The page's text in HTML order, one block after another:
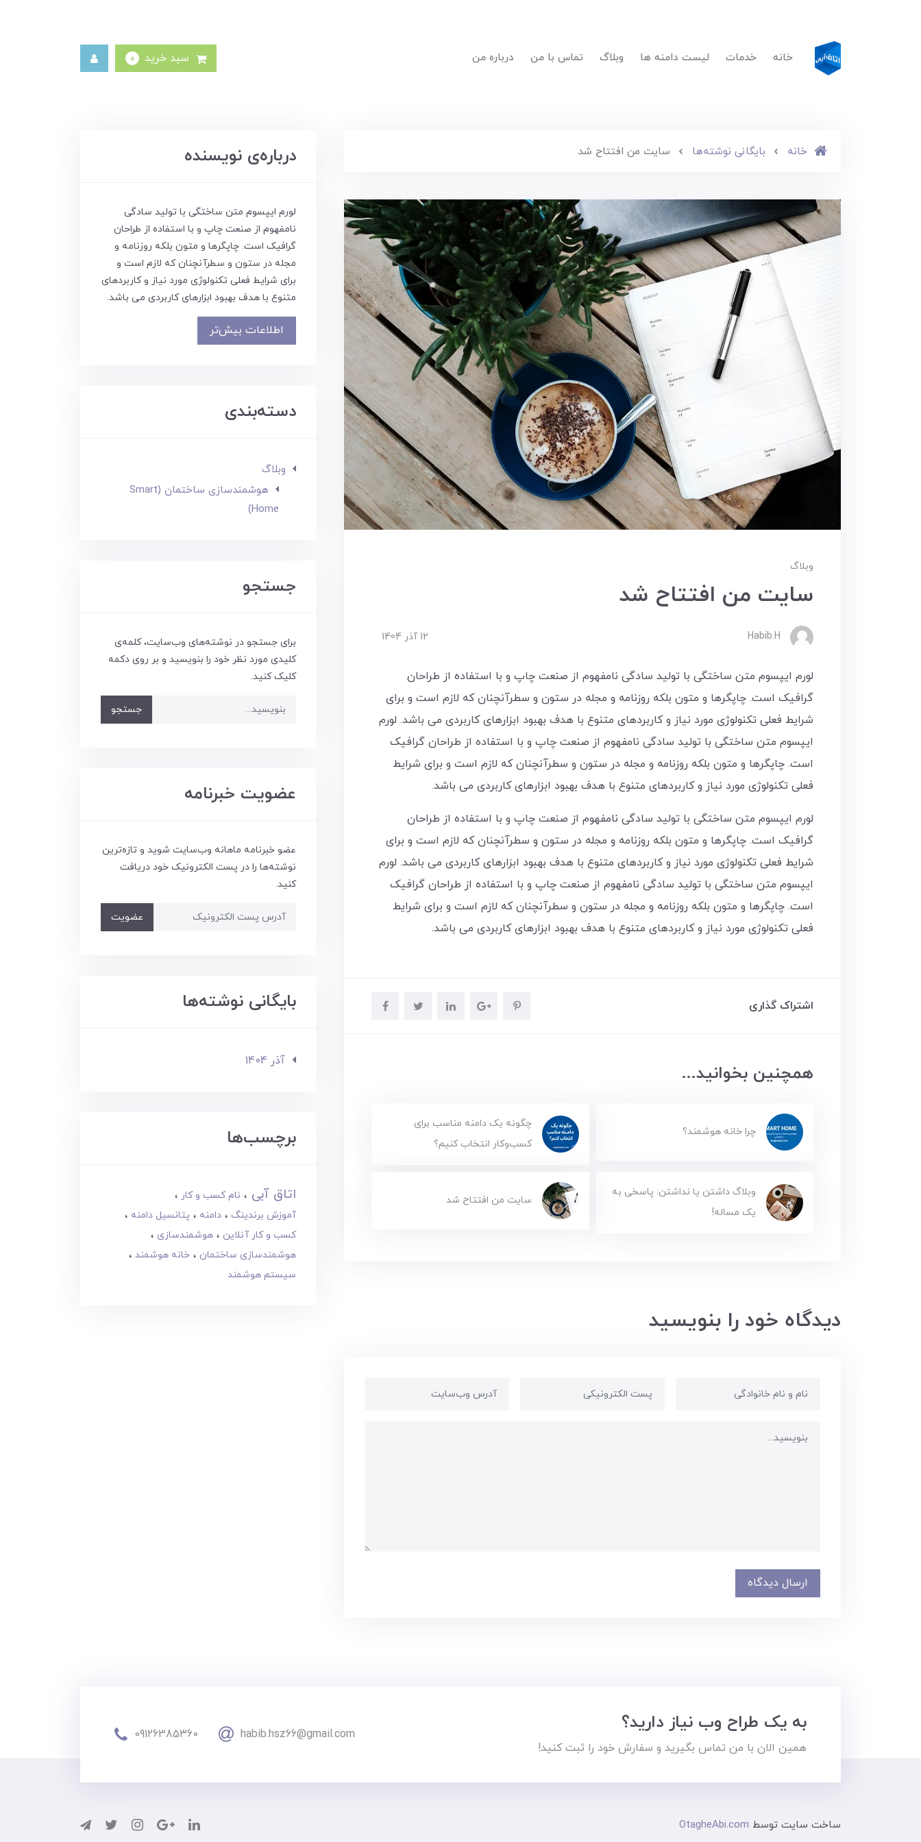
خانه خدمات لیست دامنه ها وبلاگ تماس با من درباره من سبد خرید 0
خانه بایگانی نوشته‌ها سایت من افتتاح شد
وبلاگ
سایت من افتتاح شد
Habib.H 12 آذر 1404
لورم ایپسوم متن ساختگی با تولید سادگی نامفهوم از صنعت چاپ و با استفاده از طراحان
گرافیک است. چاپگرها و متون بلکه روزنامه و مجله در ستون و سطرآنچنان که لازم است و برای
شرایط فعلی تکنولوژی مورد نیاز و کاربردهای متنوع با هدف بهبود ابزارهای کاربردی می باشد. لورم
ایپسوم متن ساختگی با تولید سادگی نامفهوم از صنعت چاپ و با استفاده از طراحان گرافیک
است. چاپگرها و متون بلکه روزنامه و مجله در ستون و سطرآنچنان که لازم است و برای شرایط
فعلی تکنولوژی مورد نیاز و کاربردهای متنوع با هدف بهبود ابزارهای کاربردی می باشد.
لورم ایپسوم متن ساختگی با تولید سادگی نامفهوم از صنعت چاپ و با استفاده از طراحان
گرافیک است. چاپگرها و متون بلکه روزنامه و مجله در ستون و سطرآنچنان که لازم است و برای
شرایط فعلی تکنولوژی مورد نیاز و کاربردهای متنوع با هدف بهبود ابزارهای کاربردی می باشد. لورم
ایپسوم متن ساختگی با تولید سادگی نامفهوم از صنعت چاپ و با استفاده از طراحان گرافیک
است. چاپگرها و متون بلکه روزنامه و مجله در ستون و سطرآنچنان که لازم است و برای شرایط
فعلی تکنولوژی مورد نیاز و کاربردهای متنوع با هدف بهبود ابزارهای کاربردی می باشد.
اشتراک گذاری
همچنین بخوانید...
چرا خانه هوشمند؟
چگونه یک دامنه مناسب برای
کسب‌وکار انتخاب کنیم؟
وبلاگ‌ داشتن یا نداشتن: پاسخی به
یک مساله!
سایت من افتتاح شد
دیدگاه خود را بنویسید
ارسال دیدگاه
درباره‌ی نویسنده
لورم ایپسوم متن ساختگی با تولید سادگی
نامفهوم از صنعت چاپ و با استفاده از طراحان
گرافیک است. چاپگرها و متون بلکه روزنامه و
مجله در ستون و سطرآنچنان که لازم است و
برای شرایط فعلی تکنولوژی مورد نیاز و کاربردهای
متنوع با هدف بهبود ابزارهای کاربردی می باشد.
اطلاعات بیش‌تر
دسته‌بندی
وبلاگ
هوشمندسازی ساختمان (Smart
Home)
جستجو
برای جستجو در نوشته‌های وب‌سایت، کلمه‌ی
کلیدی مورد نظر خود را بنویسید و بر روی دکمه
کلیک کنید.
جستجو
عضویت خبرنامه
عضو خبرنامه ماهانه وب‌سایت شوید و تازه‌ترین
نوشته‌ها را در پست الکترونیک خود دریافت
کنید.
عضویت
بایگانی نوشته‌ها
آذر 1404
برچسب‌ها
اتاق آبی
نام کسب و کار
آموزش برندینگ
دامنه
پتانسیل دامنه
کسب و کار آنلاین
هوشمندسازی
هوشمندسازی ساختمان
خانه هوشمند
سیستم هوشمند
به یک طراح وب نیاز دارید؟
همین الان با من تماس بگیرید و سفارش خود را ثبت کنید!
habib.hsz66@gmail.com
09126385360
ساخت سایت توسط OtagheAbi.com